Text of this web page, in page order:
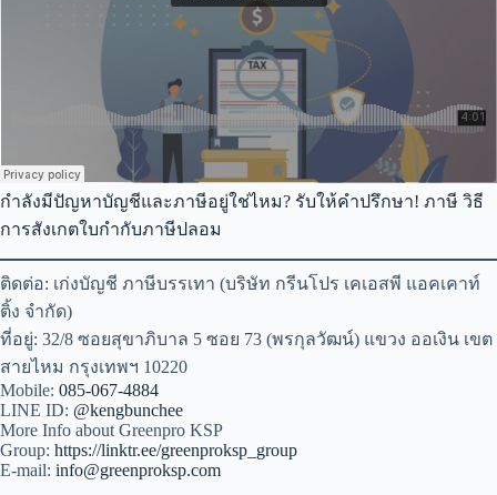
กำลังมีปัญหาบัญชีและภาษีอยู่ใช่ไหม? รับให้คำปรึกษา! ภาษี วิธี
การสังเกตใบกำกับภาษีปลอม
ติดต่อ: เก่งบัญชี ภาษีบรรเทา (บริษัท กรีนโปร เคเอสพี แอคเคาท์
ติ้ง จำกัด)
ที่อยู่: 32/8 ซอยสุขาภิบาล 5 ซอย 73 (พรกุลวัฒน์) แขวง ออเงิน เขต
สายไหม กรุงเทพฯ 10220
Mobile: 085-067-4884
LINE ID: @kengbunchee
More Info about Greenpro KSP
Group: https://linktr.ee/greenproksp_group
E-mail: info@greenproksp.com